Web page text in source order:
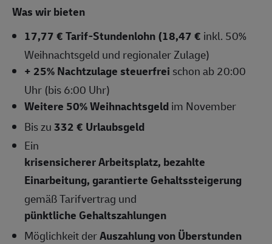
Was wir bieten
17,77 € Tarif-Stundenlohn (18,47 € inkl. 50%
Weihnachtsgeld und regionaler Zulage)
+ 25% Nachtzulage steuerfrei schon ab 20:00
Uhr (bis 6:00 Uhr)
Weitere 50% Weihnachtsgeldim November
Bis zu332 € Urlaubsgeld
Ein
krisensicherer Arbeitsplatz, bezahlte
Einarbeitung, garantierte Gehaltssteigerung
gemäß Tarifvertrag und
pünktliche Gehaltszahlungen
Möglichkeit derAuszahlung von Überstunden